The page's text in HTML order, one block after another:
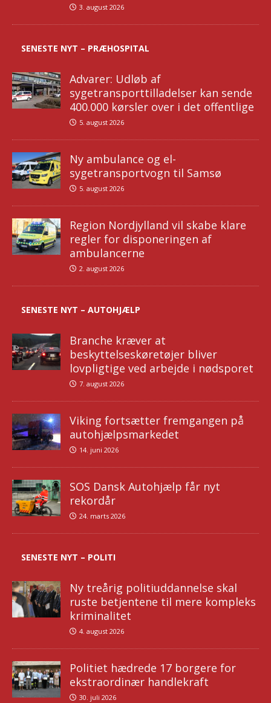
3. august 2026
SENESTE NYT – PRÆHOSPITAL
Advarer: Udløb af
sygetransporttilladelser kan sende
400.000 kørsler over i det offentlige
5. august 2026
Ny ambulance og el-
sygetransportvogn til Samsø
5. august 2026
Region Nordjylland vil skabe klare
regler for disponeringen af
ambulancerne
2. august 2026
SENESTE NYT – AUTOHJÆLP
Branche kræver at
beskyttelseskøretøjer bliver
lovpligtige ved arbejde i nødsporet
7. august 2026
Viking fortsætter fremgangen på
autohjælpsmarkedet
14. juni 2026
SOS Dansk Autohjælp får nyt
rekordår
24. marts 2026
SENESTE NYT – POLITI
Ny treårig politiuddannelse skal
ruste betjentene til mere kompleks
kriminalitet
4. august 2026
Politiet hædrede 17 borgere for
ekstraordinær handlekraft
30. juli 2026